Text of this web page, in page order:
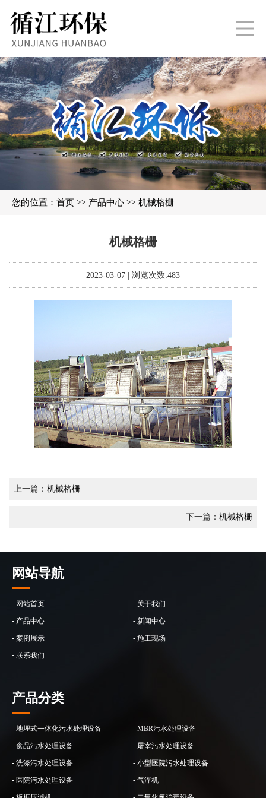
您的位置： 首页 >> 产品中心 >> 机械格栅
机械格栅
2023-03-07 | 浏览次数:483
上一篇： 机械格栅
下一篇： 机械格栅
网站导航
- 网站首页 - 关于我们
- 产品中心 - 新闻中心
- 案例展示 - 施工现场
- 联系我们
产品分类
- 地埋式一体化污水处理设备 - MBR污水处理设备
- 食品污水处理设备 - 屠宰污水处理设备
- 洗涤污水处理设备 - 小型医院污水处理设备
- 医院污水处理设备 - 气浮机